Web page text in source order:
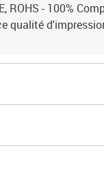
ROHS - 100%
qualité